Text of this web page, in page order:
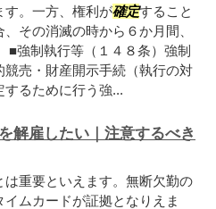
す。一方、権利が確定すること
その消滅の時から６か月間、
■強制執行等（１４８条）強制
売・財産開示手続（執行の対
るために行う強...
解雇したい｜注意するべき
重要といえます。無断欠勤の
ムカードが証拠となりえま